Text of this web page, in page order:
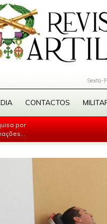
Sexta-
CONTACTOS
por